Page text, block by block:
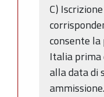
C)
consente
Italia prima
alla data di
ammissione.